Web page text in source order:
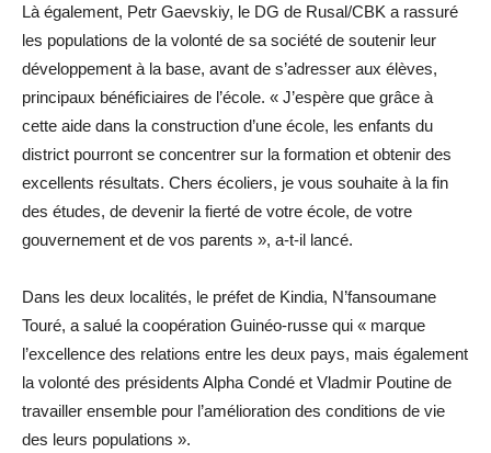
Là également, Petr Gaevskiy, le DG de Rusal/CBK a rassuré
les populations de la volonté de sa société de soutenir leur
développement à la base, avant de s’adresser aux élèves,
principaux bénéficiaires de l’école. « J’espère que grâce à
cette aide dans la construction d’une école, les enfants du
district pourront se concentrer sur la formation et obtenir des
excellents résultats. Chers écoliers, je vous souhaite à la fin
des études, de devenir la fierté de votre école, de votre
gouvernement et de vos parents », a-t-il lancé.
Dans les deux localités, le préfet de Kindia, N’fansoumane
Touré, a salué la coopération Guinéo-russe qui « marque
l’excellence des relations entre les deux pays, mais également
la volonté des présidents Alpha Condé et Vladmir Poutine de
travailler ensemble pour l’amélioration des conditions de vie
des leurs populations ».